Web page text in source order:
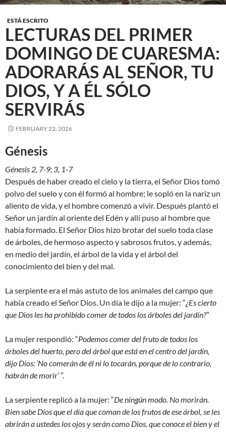
ESTÁ ESCRITO
LECTURAS DEL PRIMER
DOMINGO DE CUARESMA:
ADORARÁS AL SEÑOR, TU
DIOS, Y A ÉL SÓLO
SERVIRÁS
FEBRUARY 22, 2026
Génesis
Génesis 2, 7-9; 3, 1-7
Después de haber creado el cielo y la tierra, el Señor Dios tomó
polvo del suelo y con él formó al hombre; le sopló en la nariz un
aliento de vida, y el hombre comenzó a vivir. Después plantó el
Señor un jardín al oriente del Edén y allí puso al hombre que
había formado. El Señor Dios hizo brotar del suelo toda clase
de árboles, de hermoso aspecto y sabrosos frutos, y además,
en medio del jardín, el árbol de la vida y el árbol del
conocimiento del bien y del mal.
La serpiente era el más astuto de los animales del campo que
había creado el Señor Dios. Un día le dijo a la mujer: “¿Es cierto
que Dios les ha prohibido comer de todos los árboles del jardín?”
La mujer respondió: “Podemos comer del fruto de todos los
árboles del huerto, pero del árbol que está en el centro del jardín,
dijo Dios: ‘No comerán de él ni lo tocarán, porque de lo contrario,
habrán de morir’”.
La serpiente replicó a la mujer: “De ningún modo. No morirán.
Bien sabe Dios que el día que coman de los frutos de ese árbol, se les
abrirán a ustedes los ojos y serán como Dios, que conoce el bien y el